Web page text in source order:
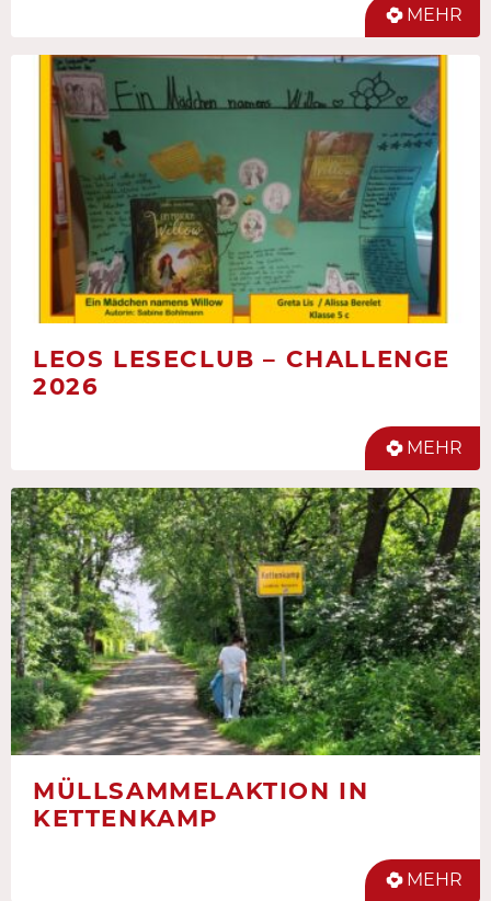
MEHR
LEOS LESECLUB – CHALLENGE
2026
MEHR
MÜLLSAMMELAKTION IN
KETTENKAMP
MEHR